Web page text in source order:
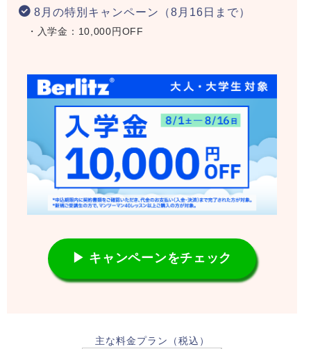
8月の特別キャンペーン（8月16日まで）
・入学金：10,000円OFF
▶ キャンペーンをチェック
主な料金プラン（税込）